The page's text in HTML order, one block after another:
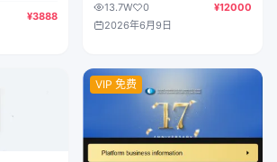
¥3888
+余额宝理财+Azure动态防
封
13.7W 0
¥12000
2026年6月9日
VIP 免费